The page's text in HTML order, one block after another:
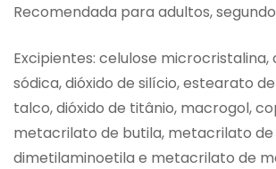
Recomendada para adultos,
Excipientes: celulose
sódica, dióxido de silício, estearato
talco, dióxido de titânio, macrogol,
metacrilato de butila, metacrilato de
dimetilaminoetila e metacrilato de